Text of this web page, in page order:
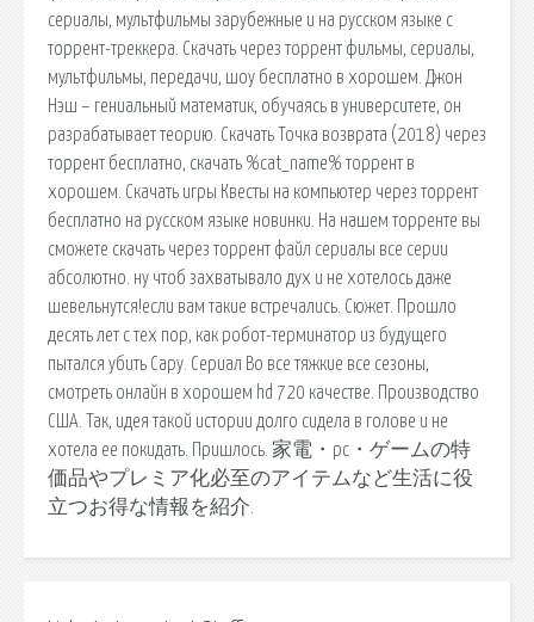
сериалы, мультфильмы зарубежные и на русском языке с
торрент-треккера. Скачать через торрент фильмы, сериалы,
мультфильмы, передачи, шоу бесплатно в хорошем. Джон
Нэш – гениальный математик, обучаясь в университете, он
разрабатывает теорию. Скачать Точка возврата (2018) через
торрент бесплатно, скачать %cat_name% торрент в
хорошем. Скачать игры Квесты на компьютер через торрент
бесплатно на русском языке новинки. На нашем торренте вы
сможете скачать через торрент файл сериалы все серии
абсолютно. ну чтоб захватывало дух и не хотелось даже
шевельнутся!если вам такие встречались. Сюжет. Прошло
десять лет с тех пор, как робот-терминатор из будущего
пытался убить Сару. Сериал Во все тяжкие все сезоны,
смотреть онлайн в хорошем hd 720 качестве. Производство
США. Так, идея такой истории долго сидела в голове и не
хотела ее покидать. Пришлось. 家電・pc・ゲームの特
価品やプレミア化必至のアイテムなど生活に役
立つお得な情報を紹介.